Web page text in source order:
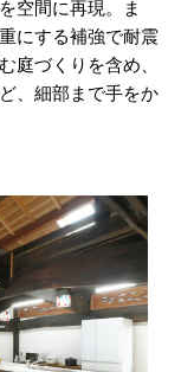
空間に再現。ま
にする補強で耐震
庭づくりを含め、
、細部まで手をか